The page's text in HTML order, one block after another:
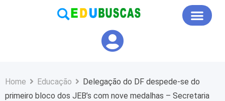
Home Educação
Delegação do DF despede-se do
primeiro bloco dos JEB’s com nove medalhas – Secretaria